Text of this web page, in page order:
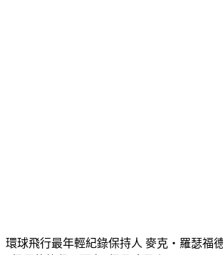
3個月的旅程，現在5個月才回來。」